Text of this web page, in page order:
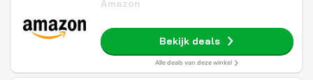
Amazon
Bekijk deals
Alle deals van deze winkel